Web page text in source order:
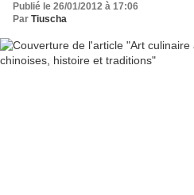
Publié le 26/01/2012 à 17:06
Par Tiuscha